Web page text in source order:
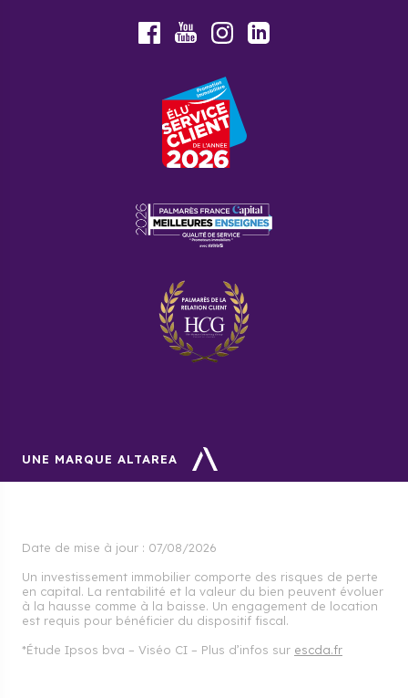
FacebookYoutubeInstagram
UNE MARQUE ALTAREA
Date de mise à jour : 07/08/2026
Un investissement immobilier comporte des risques de perte
en capital. La rentabilité et la valeur du bien peuvent évoluer
à la hausse comme à la baisse. Un engagement de location
est requis pour bénéficier du dispositif fiscal.
*Étude Ipsos bva – Viséo CI – Plus d’infos sur escda.fr